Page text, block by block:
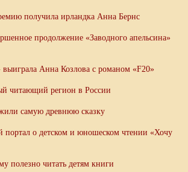
получила ирландка Анна Бернс
продолжение «Заводного апельсина»
выиграла Анна Козлова с романом «F20»
читающий регион в России
самую древнюю сказку
портал о детском и юношеском чтении «Хочу
полезно читать детям книги